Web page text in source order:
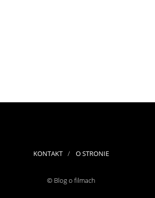
KONTAKT O STRONIE
© Blog o filmach